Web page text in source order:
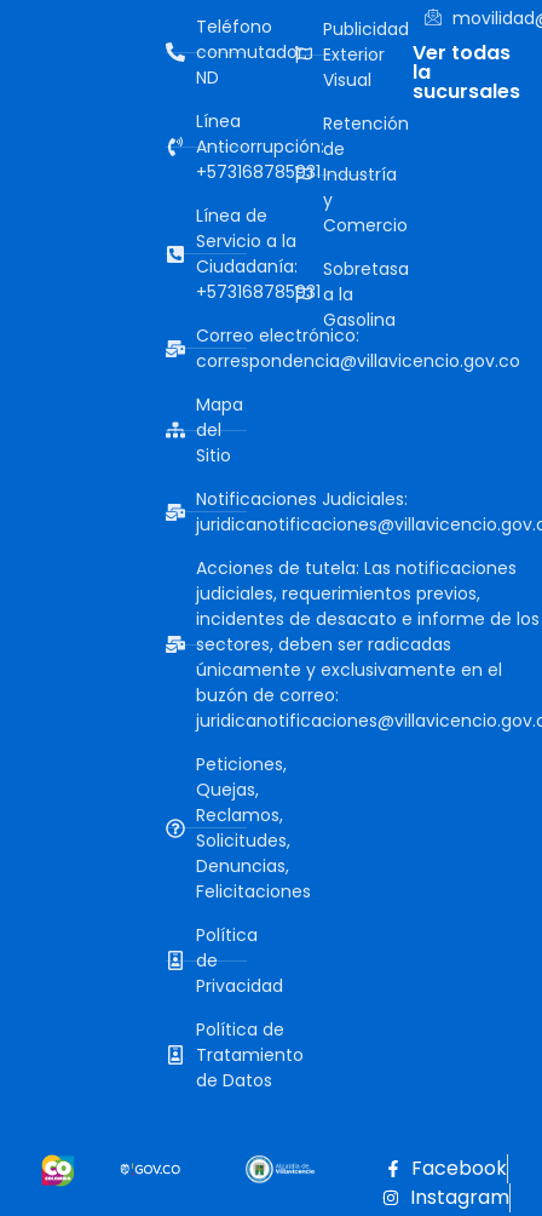
Teléfono
conmutador:
ND
Línea
Anticorrupción:
+573168785931
Línea de
Servicio a la
Ciudadanía:
+573168785931
Correo electrónico:
correspondencia@villavicencio.gov.co
Mapa
del
Sitio
Notificaciones Judiciales:
Acciones de tutela: Las notificaciones
judiciales, requerimientos previos,
incidentes de desacato e informe de los
sectores, deben ser radicadas
únicamente y exclusivamente en el
buzón de correo:
Peticiones,
Quejas,
Reclamos,
Solicitudes,
Denuncias,
Felicitaciones
Política
de
Privacidad
Política de
Tratamiento
de Datos
Publicidad
Exterior
Visual
Retención
de
Industría
y
Comercio
Sobretasa
a la
Gasolina
Ver todas
la
sucursales
Facebook
Instagram